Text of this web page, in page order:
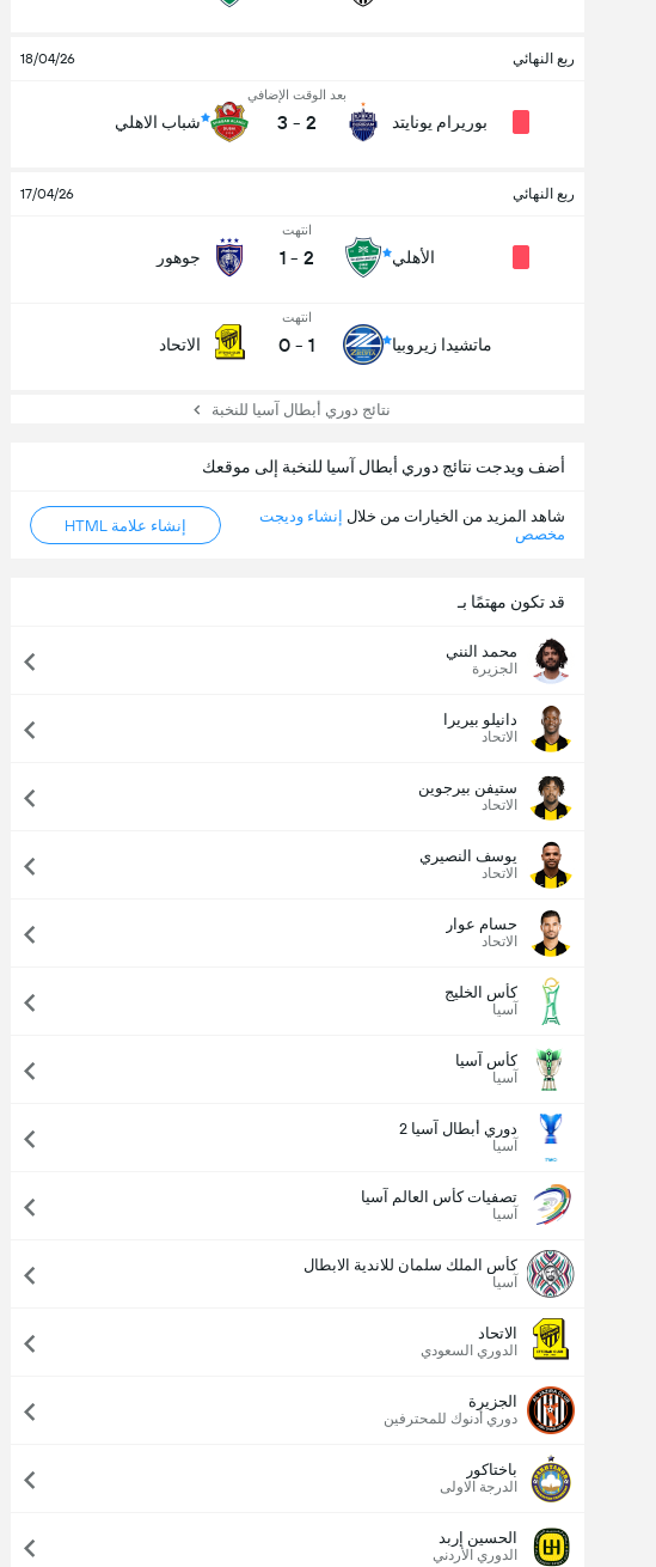
ربع النهائي 18/04/26
بوريرام يونايتد
بعد الوقت الإضافي
2
-
3 شباب الاهلي
ربع النهائي 17/04/26
الأهلي
انتهت
2
-
1 جوهور
ماتشيدا زيروبيا
انتهت
1
-
0 الاتحاد
نتائج دوري أبطال آسيا للنخبة
أضف ويدجت نتائج دوري أبطال آسيا للنخبة إلى موقعك
شاهد المزيد من الخيارات من خلال إنشاء وديجت
مخصص
إنشاء علامة HTML
قد تكون مهتمًا بـ
محمد النني
الجزيرة
دانيلو بيريرا
الاتحاد
ستيفن بيرجوين
الاتحاد
يوسف النصيري
الاتحاد
حسام عوار
الاتحاد
كأس الخليج
آسيا
كأس آسيا
آسيا
دوري أبطال آسيا 2
آسيا
تصفيات كأس العالم آسيا
آسيا
كأس الملك سلمان للاندية الابطال
آسيا
الاتحاد
الدوري السعودي
الجزيرة
دوري أدنوك للمحترفين
باختاكور
الدرجة الاولى
الحسين إربد
الدوري الأردني
عدد الاهداف (2.5)